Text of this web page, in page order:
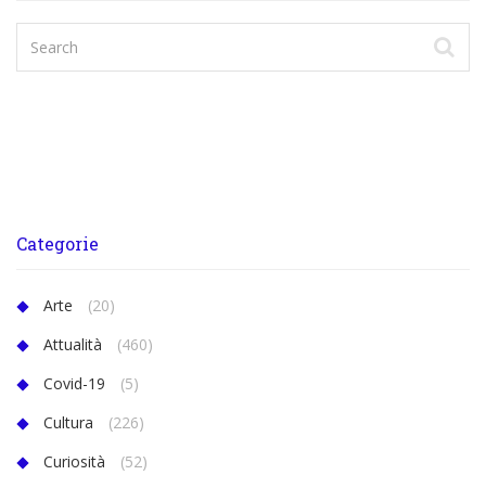
Categorie
Arte
(20)
Attualità
(460)
Covid-19
(5)
Cultura
(226)
Curiosità
(52)